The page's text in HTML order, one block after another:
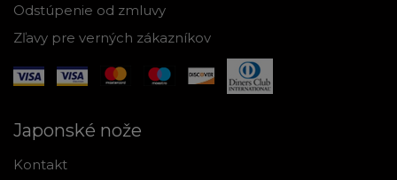
Odstúpenie od zmluvy
Zľavy pre verných zákazníkov
Japonské nože
Kontakt